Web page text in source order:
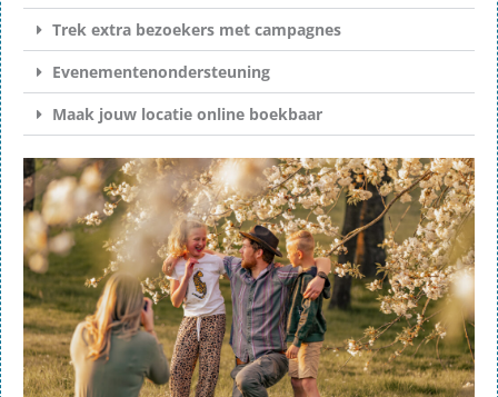
Trek extra bezoekers met campagnes
Evenementenondersteuning
Maak jouw locatie online boekbaar